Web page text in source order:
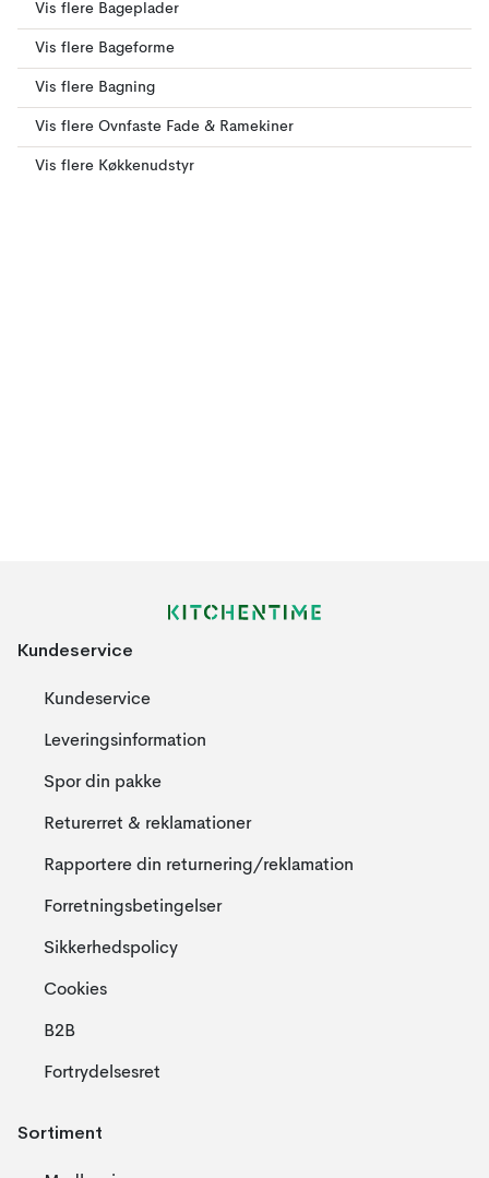
Vis flere Bageplader
Vis flere Bageforme
Vis flere Bagning
Vis flere Ovnfaste Fade & Ramekiner
Vis flere Køkkenudstyr
Kundeservice
Kundeservice
Leveringsinformation
Spor din pakke
Returerret & reklamationer
Rapportere din returnering/reklamation
Forretningsbetingelser
Sikkerhedspolicy
Cookies
B2B
Fortrydelsesret
Sortiment